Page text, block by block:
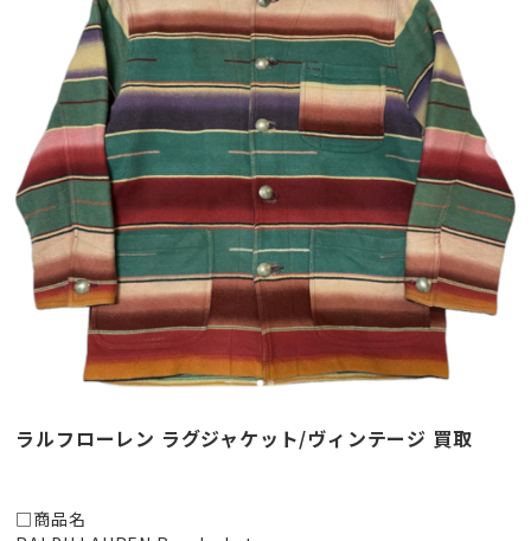
ラルフローレン ラグジャケット/ヴィンテージ 買取
□商品名